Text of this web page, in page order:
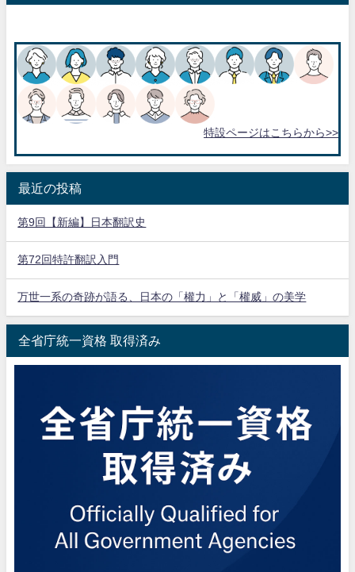
特設ページはこちらから>>
最近の投稿
第9回【新編】日本翻訳史
第72回特許翻訳入門
万世一系の奇跡が語る、日本の「權力」と「權威」の美学
全省庁統一資格 取得済み